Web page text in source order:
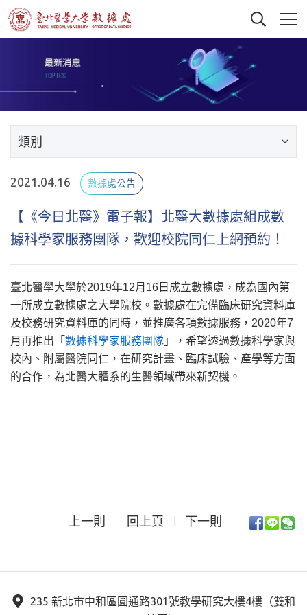
類別
2021.04.16 數據處公告
【《今日北醫》電子報】北醫大數據處組成數
據科學家服務團隊，歡迎校院同仁上網預約！
臺北醫學大學於2019年12月16日成立數據處，成為國內第
一所成立數據處之大學院校。數據處在完備臨床研究資料庫
及校務研究資料庫的同時，並推廣各項數據服務，2020年7
月再推出「 數據科學家服務團隊 」，希望透過數據科學家與
校內、附屬醫院同仁，在研究計畫、臨床試驗、產學等方面
的合作，為北醫大體系的生醫領域帶來新契機。
上一則 回上頁 下一則
235 新北市中和區圓通路301號教學研究大樓4樓（雙和